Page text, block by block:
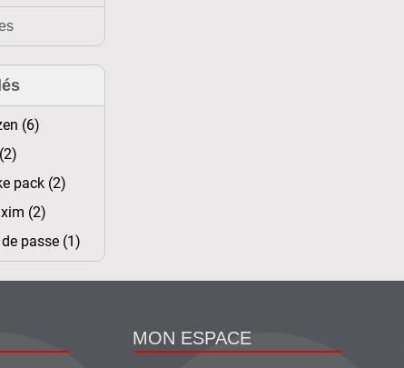
(6)
pack (2)
xim (2)
passe (1)
MON ESPACE